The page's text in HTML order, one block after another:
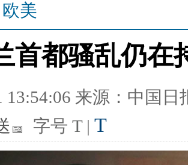
欧美
首都骚乱仍在
13:54:06 来源：中国日
字号 T | T